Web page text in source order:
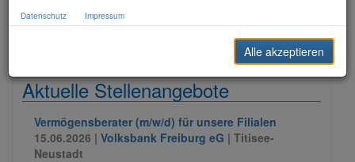
Sonstiges
Aktuelle Stellenangebote
Vermögensberater (m/w/d) für unsere Filialen
15.06.2026 | Volksbank Freiburg eG | Titisee-
Neustadt
Datenschutz Impressum
Alle akzeptieren